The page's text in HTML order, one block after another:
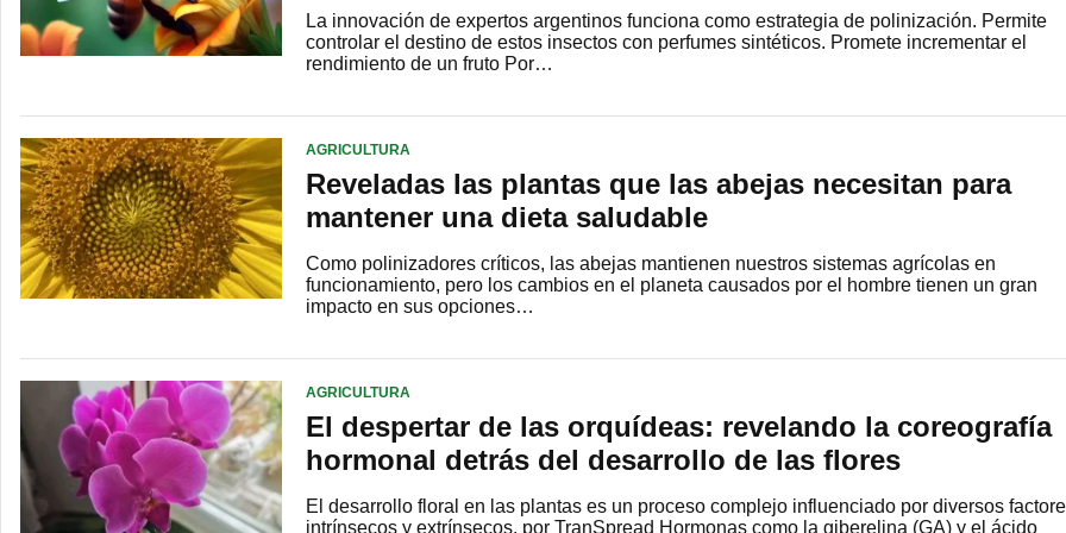
La innovación de expertos argentinos funciona como estrategia de polinización. Permite
controlar el destino de estos insectos con perfumes sintéticos. Promete incrementar el
rendimiento de un fruto Por…
AGRICULTURA
Reveladas las plantas que las abejas necesitan para
mantener una dieta saludable
Como polinizadores críticos, las abejas mantienen nuestros sistemas agrícolas en
funcionamiento, pero los cambios en el planeta causados ​​por el hombre tienen un gran
impacto en sus opciones…
AGRICULTURA
El despertar de las orquídeas: revelando la coreografía
hormonal detrás del desarrollo de las flores
El desarrollo floral en las plantas es un proceso complejo influenciado por diversos
intrínsecos y extrínsecos. por TranSpread Hormonas como la giberelina (GA) y el ácido